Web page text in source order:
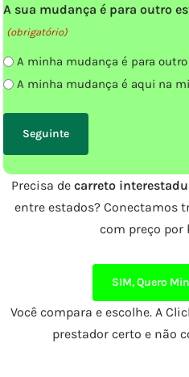
A sua mudança é para outro
(obrigatório)
A minha mudança é para outro
A minha mudança é aqui na
Precisa de carreto
entre estados? Conectamos
com preço por
SIM, Quero
Você compara e escolhe. A
prestador certo e não